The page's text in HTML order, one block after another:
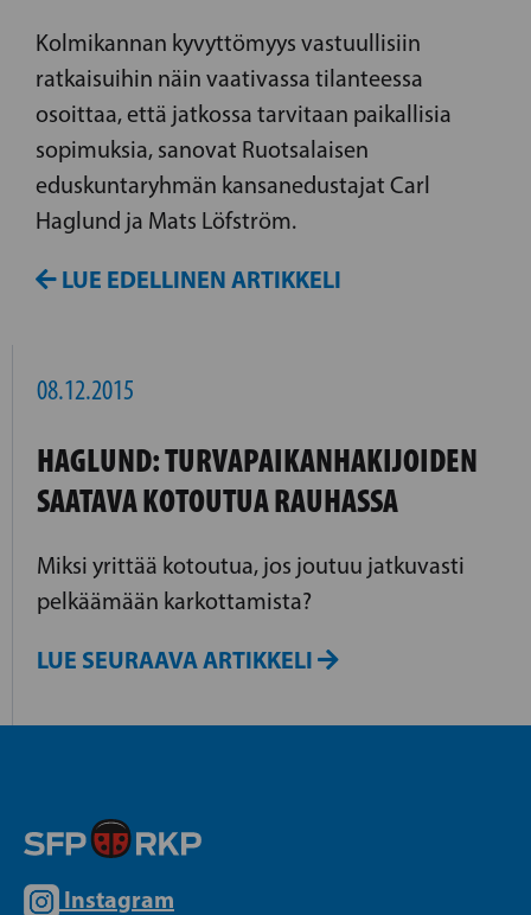
Kolmikannan kyvyttömyys vastuullisiin
ratkaisuihin näin vaativassa tilanteessa
osoittaa, että jatkossa tarvitaan paikallisia
sopimuksia, sanovat Ruotsalaisen
eduskuntaryhmän kansanedustajat Carl
Haglund ja Mats Löfström.
LUE EDELLINEN ARTIKKELI
08.12.2015
HAGLUND: TURVAPAIKANHAKIJOIDEN
SAATAVA KOTOUTUA RAUHASSA
Miksi yrittää kotoutua, jos joutuu jatkuvasti
pelkäämään karkottamista?
LUE SEURAAVA ARTIKKELI
Instagram